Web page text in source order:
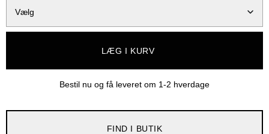
Vælg
LÆG I KURV
Bestil nu og få leveret om 1-2 hverdage
FIND I BUTIK